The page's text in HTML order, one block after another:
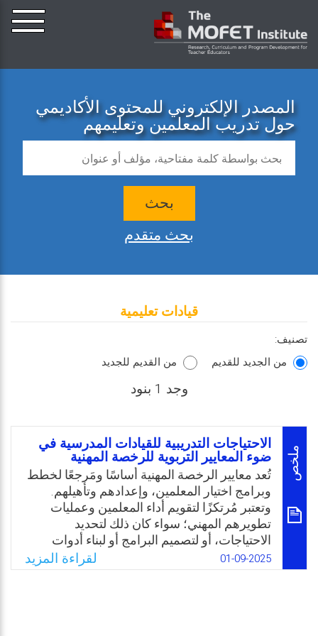
المصدر الإلكتروني للمحتوى الأكاديمي
حول تدريب المعلمين وتعليمهم
بحث
بحث متقدم
قيادات تعليمية
تصنيف:
من الجديد للقديم
من القديم للجديد
وجد 1 بنود
ملخص
الاحتياجات التدريبية للقيادات المدرسية في
ضوء المعايير التربوية للرخصة المهنية
تُعد معايير الرخصة المهنية أساسًا ومَرجعًا لخطط
وبرامج اختيار المعلمين، وإعدادهم وتأهيلهم.
وتعتبر مُرتكزًا لتقويم أداء المعلمين وعمليات
تطويرهم المهني؛ سواء كان ذلك لتحديد
الاحتياجات، أو لتصميم البرامج أو لبناء أدوات
قياس الأداء. ونظرًا لأهمية ارتباط تحديد
الاحتياجات التدريبية للقيادات المدرسية بمعايير
01-09-2025 لقراءة المزيد